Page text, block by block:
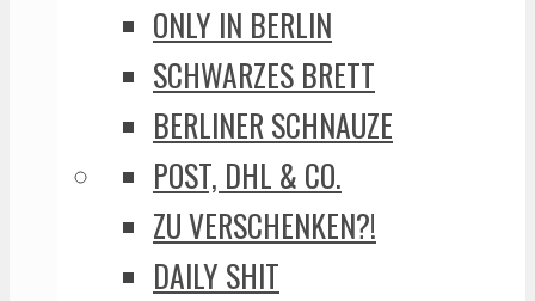
ONLY IN BERLIN
SCHWARZES BRETT
BERLINER SCHNAUZE
POST, DHL & CO.
ZU VERSCHENKEN?!
DAILY SHIT